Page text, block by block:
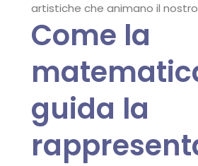
artistiche che animano il
Come la
guida la